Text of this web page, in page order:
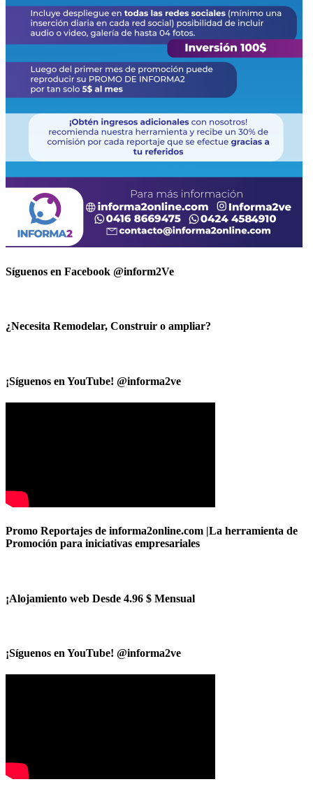
Síguenos en Facebook @inform2Ve
¿Necesita Remodelar, Construir o ampliar?
¡Síguenos en YouTube! @informa2ve
Promo Reportajes de informa2online.com |La herramienta de
Promoción para iniciativas empresariales
¡Alojamiento web Desde 4.96 $ Mensual
¡Síguenos en YouTube! @informa2ve